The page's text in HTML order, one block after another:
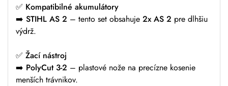
✅ Kompatibilné akumulátory
➡️ STIHL AS 2 – tento set obsahuje 2x AS 2 pre dlhšiu
výdrž.
✅ Žací nástroj
➡️ PolyCut 3-2 – plastové nože na precízne kosenie
menších trávnikov.